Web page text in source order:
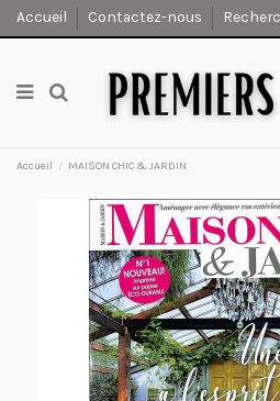
Accueil Contactez-nous
Accueil MAISON CHIC & JARDIN